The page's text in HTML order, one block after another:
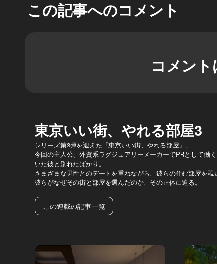
この記事へのコメント
コメント
東京いい街、やれる部屋3
シリーズ第3弾を迎えた「東京いい街、やれる部屋」。
今回の主人公、外資系ラグジュアリーメーカーでPRとして働
いた彼と別れたばかり。
さまざまな男性とのデートを重ねながら、彼らの住む部屋を覗
彼らがなぜその街と部屋を選んだのか、その正体に迫る。
この連載の記事一覧